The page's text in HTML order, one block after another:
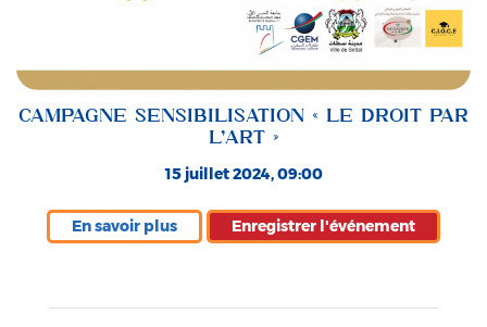
CAMPAGNE SENSIBILISATION « LE DROIT PAR
L’ART »
15 juillet 2024, 09:00
En savoir plus Enregistrer l'événement